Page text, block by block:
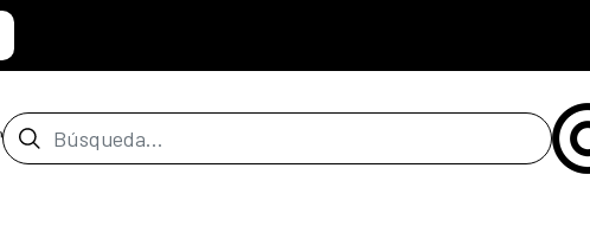
Barra de búsqueda